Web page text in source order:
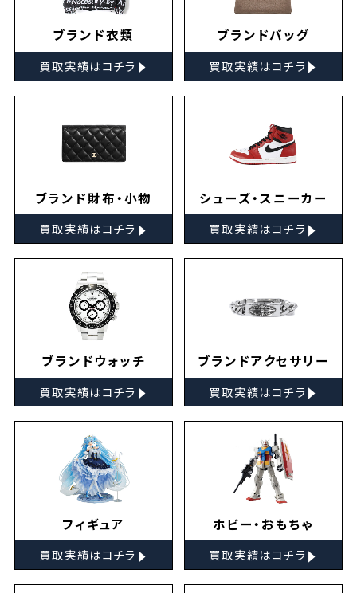
ブランド衣類
買取実績はコチラ ▸
ブランドバッグ
買取実績はコチラ ▸
ブランド財布・小物
買取実績はコチラ ▸
シューズ・スニーカー
買取実績はコチラ ▸
ブランドウォッチ
買取実績はコチラ ▸
ブランドアクセサリー
買取実績はコチラ ▸
フィギュア
買取実績はコチラ ▸
ホビー・おもちゃ
買取実績はコチラ ▸